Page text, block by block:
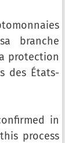
branche
protection
des États-
in
process